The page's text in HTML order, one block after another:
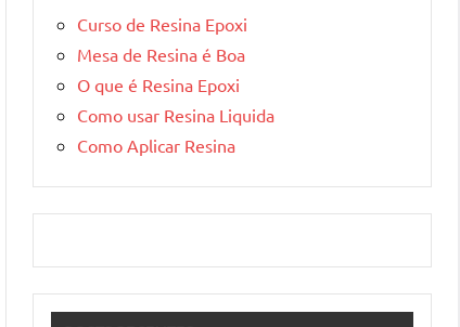
Curso de Resina Epoxi
Mesa de Resina é Boa
O que é Resina Epoxi
Como usar Resina Liquida
Como Aplicar Resina